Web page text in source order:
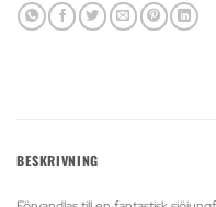
BESKRIVNING